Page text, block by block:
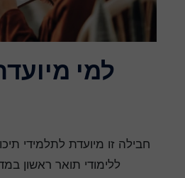
למי
חבילה זו מיועדת לתלמידי תיכון
ללימודי תואר ראשון